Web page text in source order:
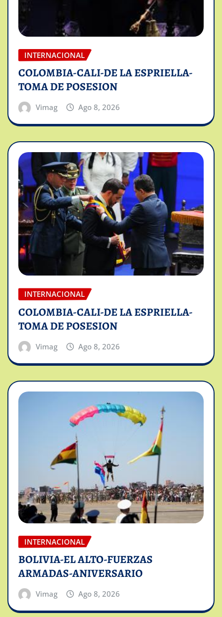
INTERNACIONAL
COLOMBIA-CALI-DE LA ESPRIELLA-
TOMA DE POSESION
Vimag Ago 8, 2026
INTERNACIONAL
COLOMBIA-CALI-DE LA ESPRIELLA-
TOMA DE POSESION
Vimag Ago 8, 2026
INTERNACIONAL
BOLIVIA-EL ALTO-FUERZAS
ARMADAS-ANIVERSARIO
Vimag Ago 8, 2026